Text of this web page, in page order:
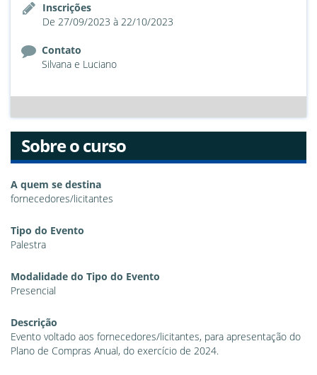
Inscrições
De 27/09/2023 à 22/10/2023
Contato
Silvana e Luciano
Sobre o curso
A quem se destina
fornecedores/licitantes
Tipo do Evento
Palestra
Modalidade do Tipo do Evento
Presencial
Descrição
Evento voltado aos fornecedores/licitantes, para apresentação do
Plano de Compras Anual, do exercício de 2024.